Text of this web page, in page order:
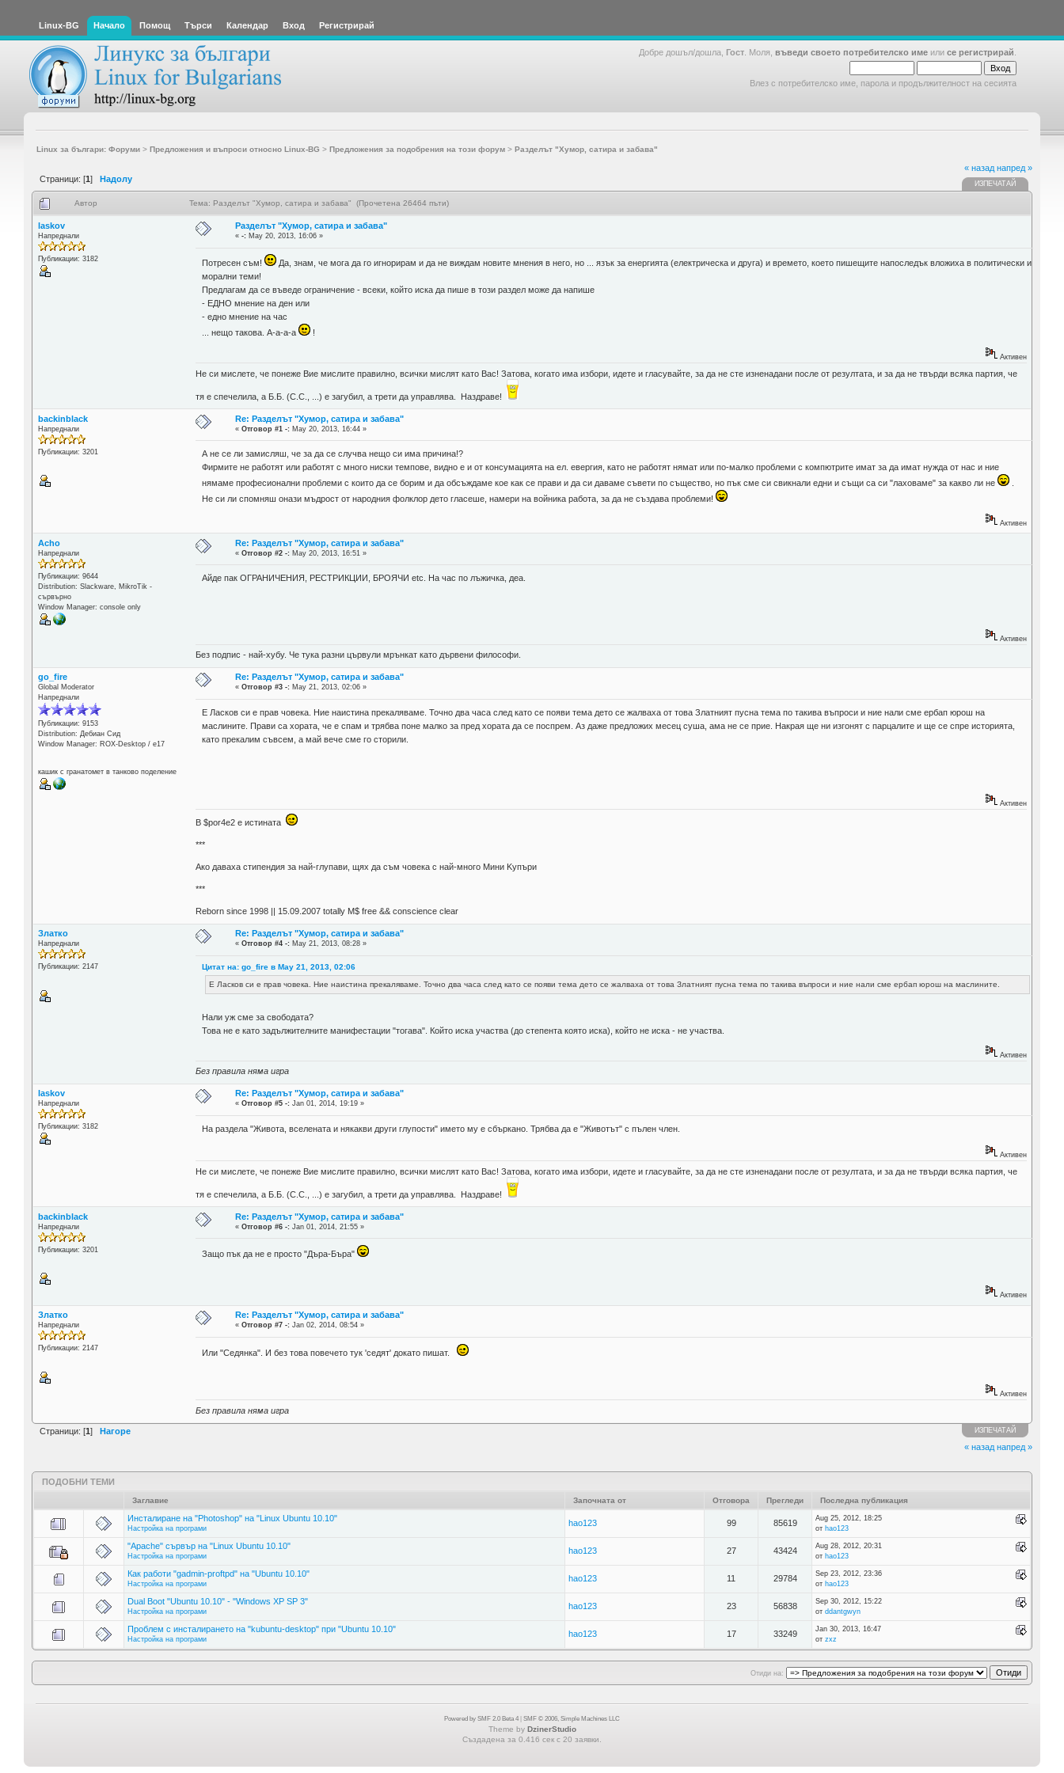
Linux-BG Начало Помощ Търси Календар Вход Регистрирай
Добре дошъл/дошла, Гост . Моля, въведи своето потребителско име или се регистрирай
Влез с потребителско име, парола и продължителност на сесията
Linux за българи: Форуми> Предложения и въпроси относно Linux-BG > Предложения за подобрения на този форум> Разделът "Хумор, сатира и забава"
Страници: [1] Надолу
« назад напред »
ИЗПЕЧАТАЙ
Автор Тема: Разделът "Хумор, сатира и забава" (Прочетена 26464 пъти)
laskov
Напреднали
Публикации: 3182
Разделът "Хумор, сатира и забава"
«-: May 20, 2013, 16:06 »
Потресен съм!
Да, знам, че мога да го игнорирам и да не виждам новите мнения в него, но ... язък за енергията (електрическа и друга) и времето, което пишещите напоследък вложиха в политически и
морални теми!
Предлагам да се въведе ограничение - всеки, който иска да пише в този раздел може да напише
- ЕДНО мнение на ден или
- едно мнение на час
... нещо такова. А-а-а-а
!
Активен
Не си мислете, че понеже Вие мислите правилно, всички мислят като Вас! Затова, когато има избори, идете и гласувайте, за да не сте изненадани после от резултата, и за да не твърди всяка партия, че
тя е спечелила, а Б.Б. (С.С., ...) е загубил, а трети да управлява. Наздраве!
backinblack
Напреднали
Публикации: 3201
Re: Разделът "Хумор, сатира и забава"
«Отговор #1 -: May 20, 2013, 16:44 »
А не се ли замисляш, че за да се случва нещо си има причина!?
Фирмите не работят или работят с много ниски темпове, видно е и от консумацията на ел. евергия, като не работят нямат или по-малко проблеми с компютрите имат за да имат нужда от нас и ние
нямаме професионални проблеми с които да се борим и да обсъждаме кое как се прави и да си даваме съвети по същество, но пък сме си свикнали едни и същи са си "лаховаме" за какво ли не
Не си ли спомняш онази мъдрост от народния фолклор дето гласеше, намери на войника работа, за да не създава проблеми!
Активен
Acho
Напреднали
Публикации: 9644
Distribution: Slackware, MikroTik -
сървърно
Window Manager: console only
Re: Разделът "Хумор, сатира и забава"
«Отговор #2 -: May 20, 2013, 16:51 »
Айде пак ОГРАНИЧЕНИЯ, РЕСТРИКЦИИ, БРОЯЧИ etc. На час по лъжичка, деа.
Активен
Без подпис - най-хубу. Че тука разни цървули мрънкат като дървени философи.
go_fire
Global Moderator
Напреднали
Публикации: 9153
Distribution: Дебиан Сид
Window Manager: ROX-Desktop / е17
кашик с гранатомет в танково поделение
Re: Разделът "Хумор, сатира и забава"
«Отговор #3 -: May 21, 2013, 02:06 »
Е Ласков си е прав човека. Ние наистина прекаляваме. Точно два часа след като се появи тема дето се жалваха от това Златният пусна тема по такива въпроси и ние нали сме ербап юрош на
маслините. Прави са хората, че е спам и трябва поне малко за пред хората да се поспрем. Аз даже предложих месец суша, ама не се прие. Накрая ще ни изгонят с парцалите и ще се спре историята,
като прекалим съвсем, а май вече сме го сторили.
Активен
В $por4e2 e истината
***
Aко даваха стипендия за най-глупави, щях да съм човека с най-много Mини Kупъри
***
Reborn since 1998 || 15.09.2007 totally М$ free && conscience clear
Златко
Напреднали
Публикации: 2147
Re: Разделът "Хумор, сатира и забава"
«Отговор #4 -: May 21, 2013, 08:28 »
Цитат на: go_fire в May 21, 2013, 02:06
Е Ласков си е прав човека. Ние наистина прекаляваме. Точно два часа след като се появи тема дето се жалваха от това Златният пусна тема по такива въпроси и ние нали сме ербап юрош на маслините.
Нали уж сме за свободата?
Това не е като задължителните манифестации "тогава". Който иска участва (до степента която иска), който не иска - не участва.
Активен
Без правила няма игра
laskov
Напреднали
Публикации: 3182
Re: Разделът "Хумор, сатира и забава"
«Отговор #5 -: Jan 01, 2014, 19:19 »
На раздела "Живота, вселената и някакви други глупости" името му е сбъркано. Трябва да е "Животът" с пълен член.
Активен
Не си мислете, че понеже Вие мислите правилно, всички мислят като Вас! Затова, когато има избори, идете и гласувайте, за да не сте изненадани после от резултата, и за да не твърди всяка партия, че
тя е спечелила, а Б.Б. (С.С., ...) е загубил, а трети да управлява. Наздраве!
backinblack
Напреднали
Публикации: 3201
Re: Разделът "Хумор, сатира и забава"
«Отговор #6 -: Jan 01, 2014, 21:55 »
Защо пък да не е просто "Дъра-Бъра"
Активен
Златко
Напреднали
Публикации: 2147
Re: Разделът "Хумор, сатира и забава"
«Отговор #7 -: Jan 02, 2014, 08:54 »
Или "Седянка". И без това повечето тук 'седят' докато пишат.
Активен
Без правила няма игра
Страници: [1 ] Нагоре ИЗПЕЧАТАЙ
« назад напред »
ПОДОБНИ ТЕМИ
Заглавие Започната от Отговора Прегледи Последна публикация
Инсталиране на "Photoshop" на "Linux Ubuntu 10.10"
Настройка на програми
hao123 99 85619
Aug 25, 2012, 18:25
от hao123
"Apache" сървър на "Linux Ubuntu 10.10"
Настройка на програми
hao123 27 43424
Aug 28, 2012, 20:31
от hao123
Как работи "gadmin-proftpd" на "Ubuntu 10.10"
Настройка на програми
hao123 11 29784
Sep 23, 2012, 23:36
от hao123
Dual Boot "Ubuntu 10.10" - "Windows XP SP 3"
Настройка на програми
hao123 23 56838
Sep 30, 2012, 15:22
от ddantgwyn
Проблем с инсталирането на "kubuntu-desktop" при "Ubuntu 10.10"
Настройка на програми
hao123 17 33249
Jan 30, 2013, 16:47
от zxz
Отиди на:
Powered by SMF 2.0 Beta 4 SMF © 2006, Simple Machines LLC
Theme by DzinerStudio
Създадена за 0.416 сек с 20 заявки.